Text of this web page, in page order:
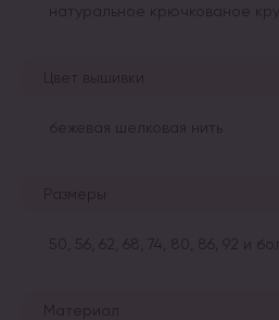
натуральное крючкованое
Цвет вышивки
бежевая шелковая нить
Размеры
50, 56, 62, 68, 74, 80, 86, 92 и
Материал